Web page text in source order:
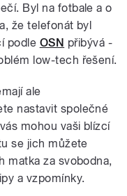
Byl na fotbale a o
že telefonát byl
podle OSN přibývá -
low-tech řešení.
ale
nastavit společné
mohou vaši blízcí
se jich můžete
matka za svobodna,
a vzpomínky.